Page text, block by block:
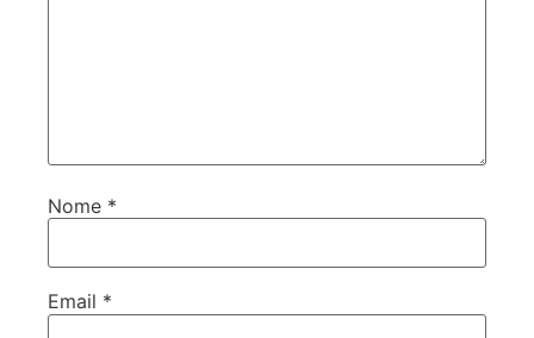
Nome *
Email *